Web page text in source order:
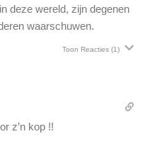
deze wereld, zijn degenen
waarschuwen.
Toon Reacties (1)
z’n kop !!